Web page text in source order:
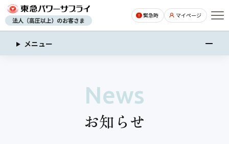
ページの本文へ
緊急時 マイページ
メニュー
News
お知らせ